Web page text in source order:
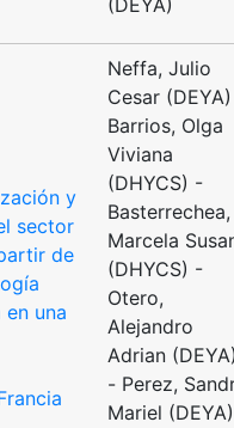
(DEYA)
y
sector
de
una
Neffa, Julio
Cesar (DEYA)
Barrios, Olga
Viviana
(DHYCS) -
Basterrechea,
Marcela
(DHYCS) -
Otero,
Alejandro
Adrian
- Perez,
Mariel